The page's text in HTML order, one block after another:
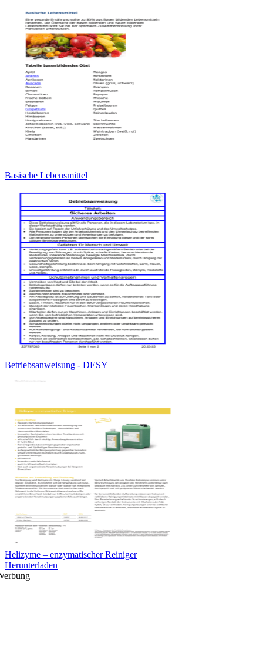
Basische Lebensmittel
Betriebsanweisung - DESY
Helizyme – enzymatischer Reiniger
Herunterladen